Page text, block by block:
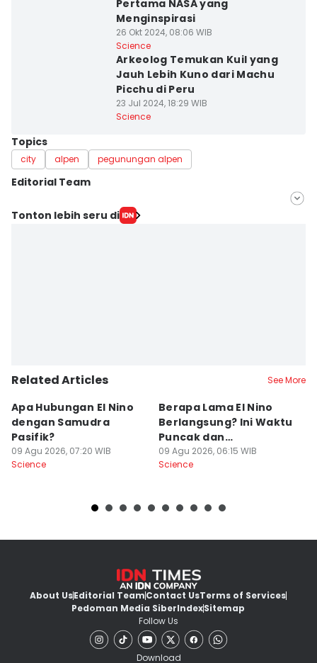
Pertama NASA yang
Menginspirasi
26 Okt 2024, 08:06 WIB
Science
Arkeolog Temukan Kuil yang
Jauh Lebih Kuno dari Machu
Picchu di Peru
23 Jul 2024, 18:29 WIB
Science
Topics
city alpen pegunungan alpen
Editorial Team
Editor
Tonton lebih seru di
Related Articles See More
Apa Hubungan El Nino
dengan Samudra
Pasifik?
09 Agu 2026, 07:20 WIB
Science
Berapa Lama El Nino
Berlangsung? Ini Waktu
Puncak dan
Penyebabnya
09 Agu 2026, 06:15 WIB
Science
About UsEditorial TeamContact UsTerms of Services
Pedoman Media SiberIndexSitemap
Follow Us
Download